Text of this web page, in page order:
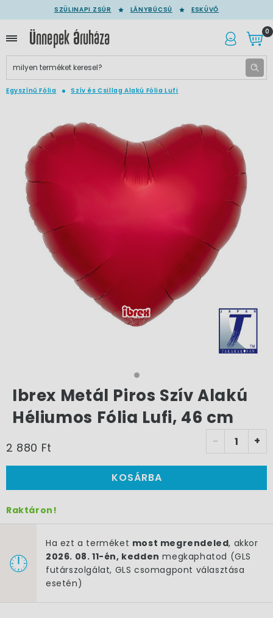
SZÜLINAPI ZSÚR LÁNYBÚCSÚ ESKÜVŐ
0
Egyszínű Fólia Szív és Csillag Alakú Fólia Lufi
Ibrex Metál Piros Szív Alakú
Héliumos Fólia Lufi, 46 cm
2 880 Ft - +
KOSÁRBA
Raktáron!
Ha ezt a terméket most megrendeled, akkor
2026. 08. 11-én, kedden megkaphatod (GLS
futárszolgálat, GLS csomagpont választása
esetén)